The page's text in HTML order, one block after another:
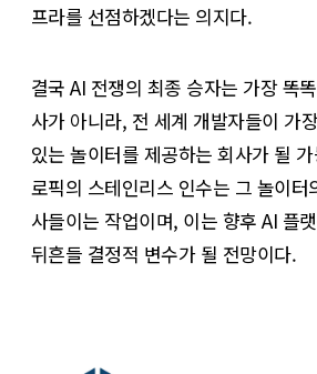
프라를 선점하겠다는 의지다.
결국 AI 전쟁의 최종 승자는 가장 똑
사가 아니라, 전 세계 개발자들이 가
있는 놀이터를 제공하는 회사가 될
로픽의 스테인리스 인수는 그 놀이터
사들이는 작업이며, 이는 향후 AI 플
뒤흔들 결정적 변수가 될 전망이다.